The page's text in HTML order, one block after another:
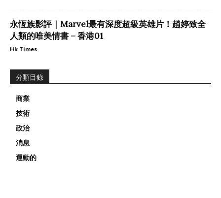
永恆族影評｜Marvel最有深度超級英雄片！趙婷致全
人類的唯美情書 – 香港01
Hk Times
分類目錄
商業
技術
政治
消息
運動的